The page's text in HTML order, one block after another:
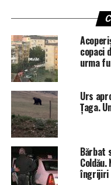
copaci
urma
Urs
Țaga.
Bărbat
îngrijiri